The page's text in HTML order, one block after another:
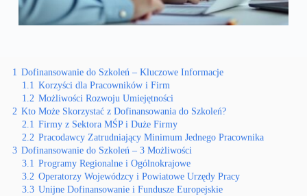
1 Dofinansowanie do Szkoleń – Kluczowe Informacje
1.1 Korzyści dla Pracowników i Firm
1.2 Możliwości Rozwoju Umiejętności
2 Kto Może Skorzystać z Dofinansowania do Szkoleń?
2.1 Firmy z Sektora MŚP i Duże Firmy
2.2 Pracodawcy Zatrudniający Minimum Jednego Pracownika
3 Dofinansowanie do Szkoleń – 3 Możliwości
3.1 Programy Regionalne i Ogólnokrajowe
3.2 Operatorzy Wojewódzcy i Powiatowe Urzędy Pracy
3.3 Unijne Dofinansowanie i Fundusze Europejskie